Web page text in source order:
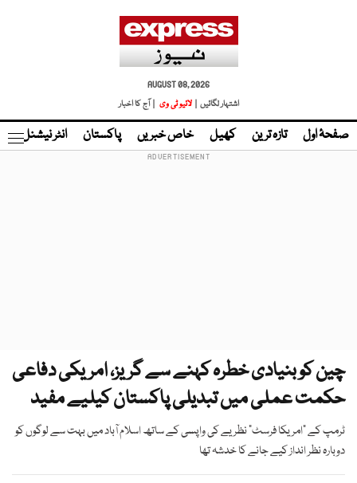
AUGUST 08, 2026
اشتہار لگائیں |
لائیو ٹی وی | آج کا اخبار
صفحۂ اول تازہ ترین کھیل خاص خبریں پاکستان انٹر نیشنل
چین کو بنیادی خطرہ کہنے سے گریز، امریکی دفاعی
حکمت عملی میں تبدیلی پاکستان کیلیے مفید
ٹرمپ کے "امریکا فرسٹ" نظریے کی واپسی کے ساتھ اسلام آباد میں بہت سے لوگوں کو
دوبارہ نظر انداز کیے جانے کا خدشہ تھا